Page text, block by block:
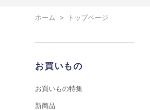
ホーム > トップページ
お買いもの
お買いもの特集
新商品